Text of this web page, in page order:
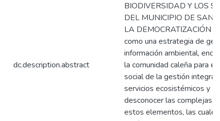
dc.description.abstract
BIODIVERSIDAD Y LOS
DEL MUNICIPIO DE
LA DEMOCRATIZACIÓN
como una estrategia de
información ambiental,
la comunidad caleña para
social de la gestión
servicios ecosistémicos y
desconocer las complejas
estos elementos, las